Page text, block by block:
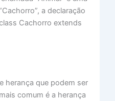
a declaração
Cachorro extends
herança que podem ser
comum é a herança